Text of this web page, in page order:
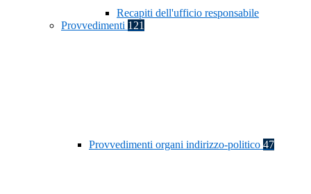
Recapiti dell'ufficio responsabile
Provvedimenti 121
Provvedimenti organi indirizzo-politico 47